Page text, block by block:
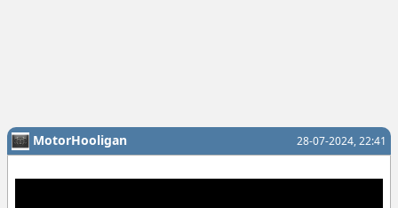
28-07-2024, 22:41
MotorHooligan